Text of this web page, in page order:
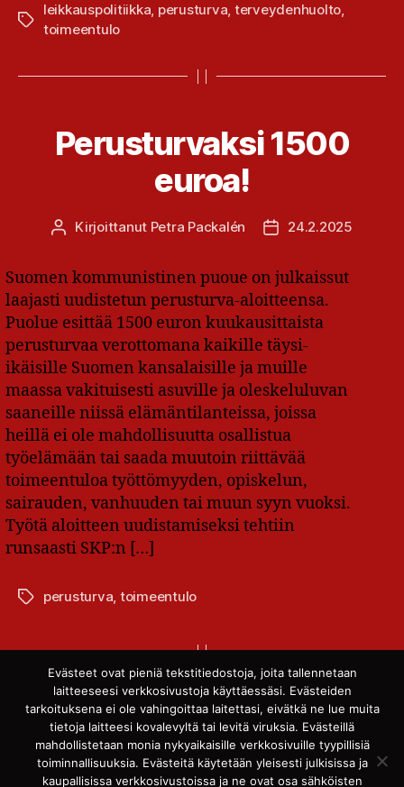
Avainsanat
leikkauspolitiikka, perusturva, terveydenhuolto,
toimeentulo
Perusturvaksi 1500
euroa!
Kirjoittaja
Kirjoittanut Petra Packalén Julkaisupäivämäärä
24.2.2025
Suomen kommunistinen puoue on julkaissut
laajasti uudistetun perusturva-aloitteensa.
Puolue esittää 1500 euron kuukausittaista
perusturvaa verottomana kaikille täysi-
ikäisille Suomen kansalaisille ja muille
maassa vakituisesti asuville ja oleskeluluvan
saaneille niissä elämäntilanteissa, joissa
heillä ei ole mahdollisuutta osallistua
työelämään tai saada muutoin riittävää
toimeentuloa työttömyyden, opiskelun,
sairauden, vanhuuden tai muun syyn vuoksi.
Työtä aloitteen uudistamiseksi tehtiin
runsaasti SKP:n […]
Avainsanat
perusturva, toimeentulo
Artikkelien
sivutus
1 2 Vanhemmat→
Evästeet ovat pieniä tekstitiedostoja, joita tallennetaan
laitteeseesi verkkosivustoja käyttäessäsi. Evästeiden
tarkoituksena ei ole vahingoittaa laitettasi, eivätkä ne lue muita
tietoja laitteesi kovalevyltä tai levitä viruksia. Evästeillä
mahdollistetaan monia nykyaikaisille verkkosivuille tyypillisiä
toiminnallisuuksia. Evästeitä käytetään yleisesti julkisissa ja
kaupallisissa verkkosivustoissa ja ne ovat osa sähköisten